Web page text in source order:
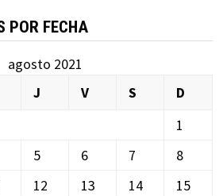
POR FECHA
agosto 2021
J V S
D
1
5 6 7
8
12 13 14
15